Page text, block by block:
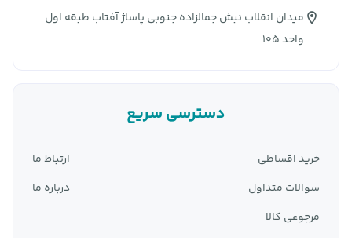
میدان انقلاب نبش جمالزاده جنوبی پاساژ آفتاب طبقه اول
واحد 105
دسترسی سریع
خرید اقساطی
سوالات متداول
مرجوعی کالا
ارتباط ما
درباره ما